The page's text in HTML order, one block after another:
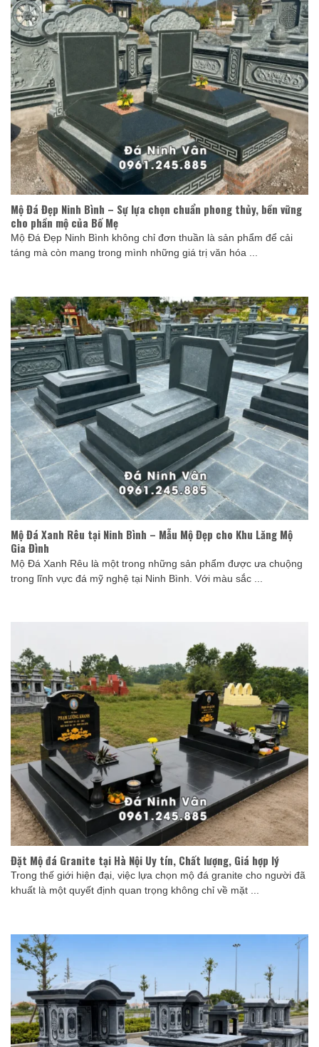
Mộ Đá Đẹp Ninh Bình – Sự lựa chọn chuẩn phong thủy, bền vững
cho phần mộ của Bố Mẹ
Mộ Đá Đẹp Ninh Bình không chỉ đơn thuần là sản phẩm để cải
táng mà còn mang trong mình những giá trị văn hóa ...
Mộ Đá Xanh Rêu tại Ninh Bình – Mẫu Mộ Đẹp cho Khu Lăng Mộ
Gia Đình
Mộ Đá Xanh Rêu là một trong những sản phẩm được ưa chuộng
trong lĩnh vực đá mỹ nghệ tại Ninh Bình. Với màu sắc ...
Đặt Mộ đá Granite tại Hà Nội Uy tín, Chất lượng, Giá hợp lý
Trong thế giới hiện đại, việc lựa chọn mộ đá granite cho người đã
khuất là một quyết định quan trọng không chỉ về mặt ...